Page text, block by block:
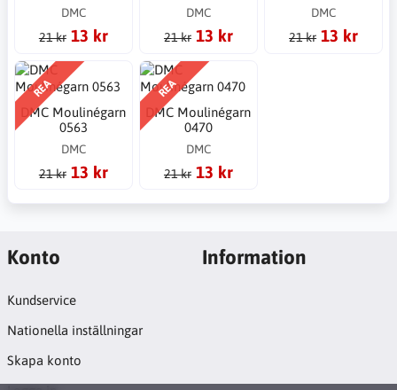
DMC
21 kr 13 kr
DMC
21 kr 13 kr
DMC
21 kr 13 kr
REA
DMC Moulinégarn
0563
DMC
21 kr 13 kr
REA
DMC Moulinégarn
0470
DMC
21 kr 13 kr
Konto
Kundservice
Nationella inställningar
Skapa konto
Information